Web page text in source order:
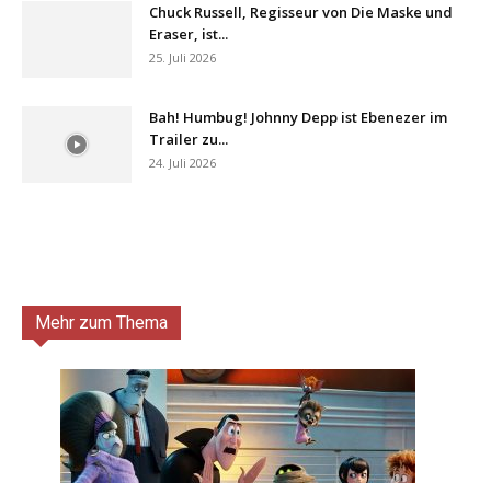
Chuck Russell, Regisseur von Die Maske und
Eraser, ist...
25. Juli 2026
Bah! Humbug! Johnny Depp ist Ebenezer im
Trailer zu...
24. Juli 2026
Mehr zum Thema